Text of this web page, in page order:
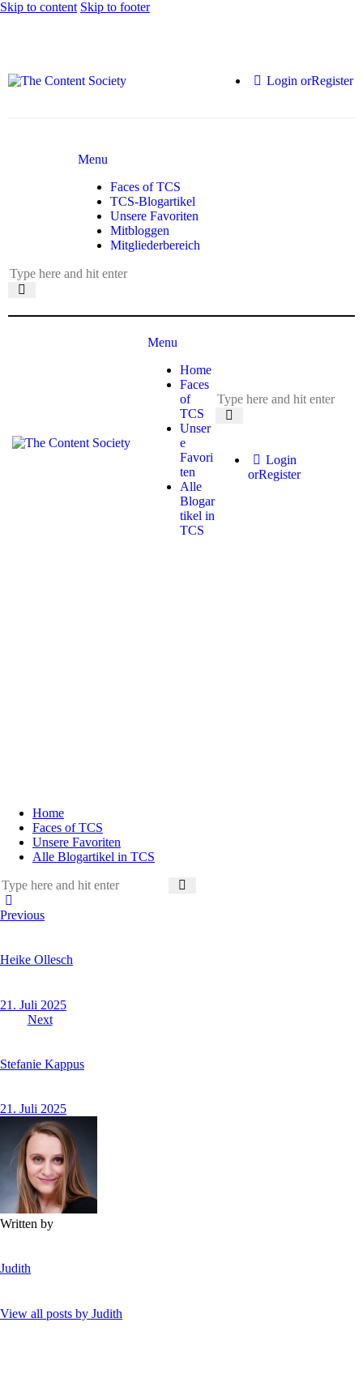
Skip to content Skip to footer
Login orRegister
Menu
Faces of TCS
TCS-Blogartikel
Unsere Favoriten
Mitbloggen
Mitgliederbereich
Menu
Home
Faces
of
TCS
Unser
e
Favori
ten
Alle
Blogar
tikel in
TCS
Login
orRegister
Home
Faces of TCS
Unsere Favoriten
Alle Blogartikel in TCS
Previous
Heike Ollesch
21. Juli 2025
Next
Stefanie Kappus
21. Juli 2025
Written by
Judith
View all posts by Judith